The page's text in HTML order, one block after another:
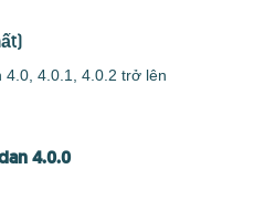
4.0, 4.0.1, 4.0.2 trở lên
4.0.0